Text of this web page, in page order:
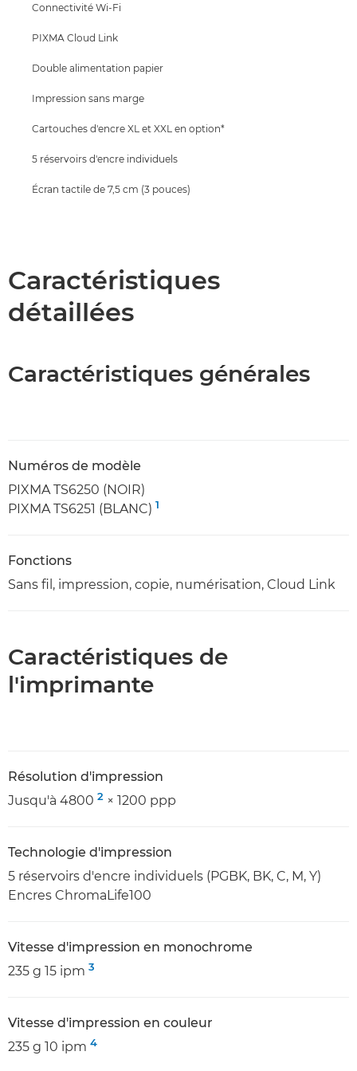
Connectivité Wi-Fi
PIXMA Cloud Link
Double alimentation papier
Impression sans marge
Cartouches d'encre XL et XXL en option*
5 réservoirs d'encre individuels
Écran tactile de 7,5 cm (3 pouces)
Caractéristiques
détaillées
Caractéristiques générales
Numéros de modèle
PIXMA TS6250 (NOIR)
PIXMA TS6251 (BLANC) 1
Fonctions
Sans fil, impression, copie, numérisation, Cloud Link
Caractéristiques de
l'imprimante
Résolution d'impression
Jusqu'à 4800 2 × 1200 ppp
Technologie d'impression
5 réservoirs d'encre individuels (PGBK, BK, C, M, Y)
Encres ChromaLife100
Vitesse d'impression en monochrome
235 g 15 ipm 3
Vitesse d'impression en couleur
235 g 10 ipm 4